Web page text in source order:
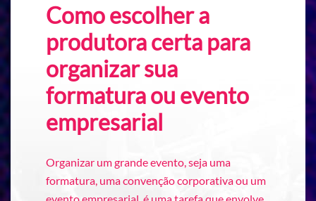
Como escolher a
produtora certa para
organizar sua
formatura ou evento
empresarial
Organizar um grande evento, seja uma
formatura, uma convenção corporativa ou um